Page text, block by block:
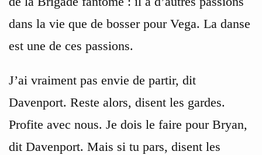
dans la vie que de bosser pour Vega. La danse
est une de ces passions.
J’ai vraiment pas envie de partir, dit
Davenport. Reste alors, disent les gardes.
Profite avec nous. Je dois le faire pour Bryan,
dit Davenport. Mais si tu pars, disent les